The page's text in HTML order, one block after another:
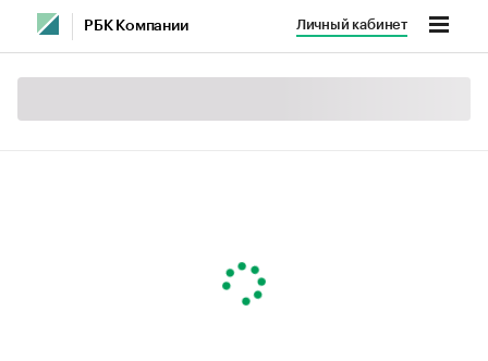
РБК Компании Личный кабинет